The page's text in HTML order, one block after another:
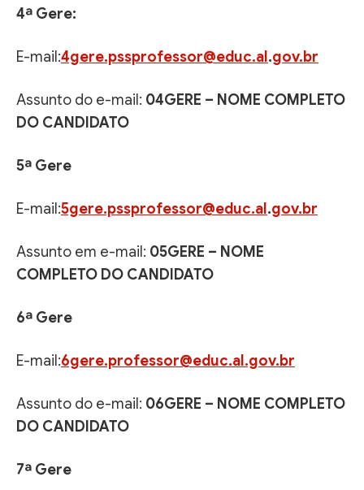
4ª Gere:
E-mail:4gere.pssprofessor@educ.al .gov.br
Assunto do e-mail: 04GERE – NOME COMPLETO
DO CANDIDATO
5ª Gere
E-mail:5gere.pssprofessor@educ.al .gov.br
Assunto em e-mail: 05GERE – NOME
COMPLETO DO CANDIDATO
6ª Gere
E-mail:6gere.professor@educ.al.gov.br
Assunto do e-mail: 06GERE – NOME COMPLETO
DO CANDIDATO
7ª Gere